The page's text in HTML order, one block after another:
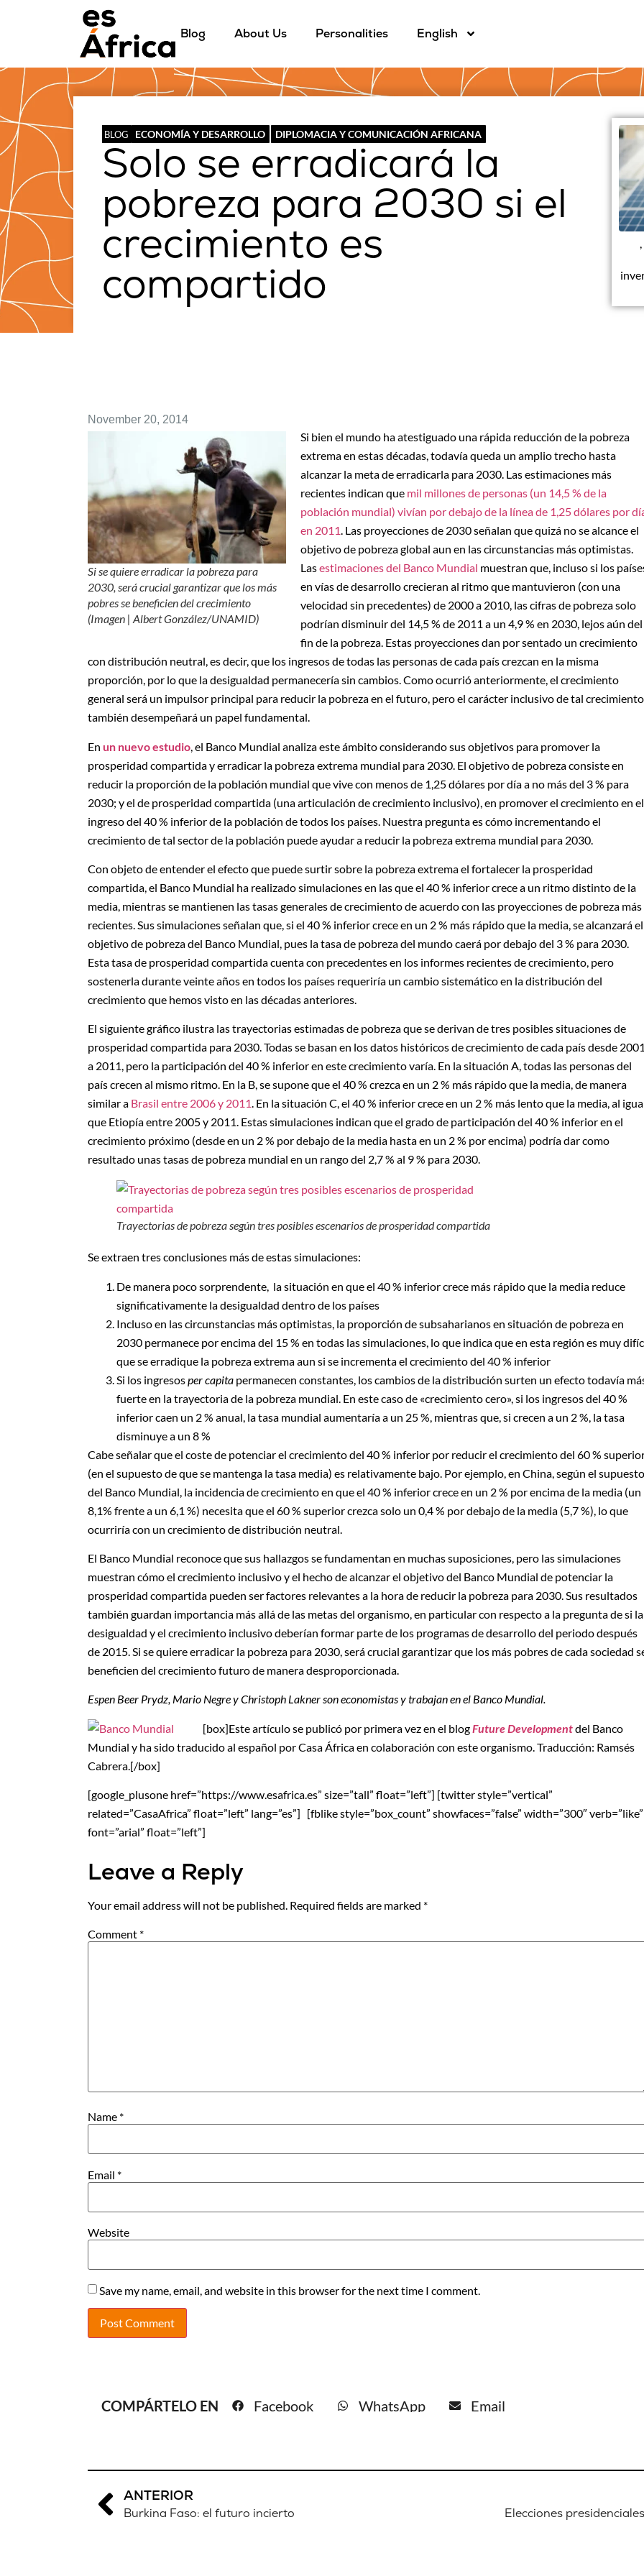
Blog About Us Personalities English
BLOG ECONOMÍA Y DESARROLLO DIPLOMACIA Y COMUNICACIÓN AFRICANA
Solo se erradicará la
pobreza para 2030 si el
crecimiento es
compartido
November 20, 2014
Si se quiere erradicar la pobreza para
2030, será crucial garantizar que los más
pobres se beneficien del crecimiento
(Imagen | Albert González/UNAMID)
Si bien el mundo ha atestiguado una rápida reducción de la pobreza
extrema en estas décadas, todavía queda un amplio trecho hasta
alcanzar la meta de erradicarla para 2030. Las estimaciones más
recientes indican que mil millones de personas (un 14,5 % de la
población mundial) vivían por debajo de la línea de 1,25 dólares por
en 2011. Las proyecciones de 2030 señalan que quizá no se alcance el
objetivo de pobreza global aun en las circunstancias más optimistas.
Lasestimaciones del Banco Mundial muestran que, incluso si los
en vías de desarrollo crecieran al ritmo que mantuvieron (con una
velocidad sin precedentes) de 2000 a 2010, las cifras de pobreza solo
podrían disminuir del 14,5 % de 2011 a un 4,9 % en 2030, lejos aún del
fin de la pobreza. Estas proyecciones dan por sentado un crecimiento
con distribución neutral, es decir, que los ingresos de todas las personas de cada país crezcan en la misma
proporción, por lo que la desigualdad permanecería sin cambios. Como ocurrió anteriormente, el crecimiento
general será un impulsor principal para reducir la pobreza en el futuro, pero el carácter inclusivo de tal crecimiento
también desempeñará un papel fundamental.
En un nuevo estudio , el Banco Mundial analiza este ámbito considerando sus objetivos para promover la
prosperidad compartida y erradicar la pobreza extrema mundial para 2030. El objetivo de pobreza consiste en
reducir la proporción de la población mundial que vive con menos de 1,25 dólares por día a no más del 3 % para
2030; y el de prosperidad compartida (una articulación de crecimiento inclusivo), en promover el crecimiento en el
ingreso del 40 % inferior de la población de todos los países. Nuestra pregunta es cómo incrementando el
crecimiento de tal sector de la población puede ayudar a reducir la pobreza extrema mundial para 2030.
Con objeto de entender el efecto que puede surtir sobre la pobreza extrema el fortalecer la prosperidad
compartida, el Banco Mundial ha realizado simulaciones en las que el 40 % inferior crece a un ritmo distinto de la
media, mientras se mantienen las tasas generales de crecimiento de acuerdo con las proyecciones de pobreza más
recientes. Sus simulaciones señalan que, si el 40 % inferior crece en un 2 % más rápido que la media, se alcanzará el
objetivo de pobreza del Banco Mundial, pues la tasa de pobreza del mundo caerá por debajo del 3 % para 2030.
Esta tasa de prosperidad compartida cuenta con precedentes en los informes recientes de crecimiento, pero
sostenerla durante veinte años en todos los países requeriría un cambio sistemático en la distribución del
crecimiento que hemos visto en las décadas anteriores.
El siguiente gráfico ilustra las trayectorias estimadas de pobreza que se derivan de tres posibles situaciones de
prosperidad compartida para 2030. Todas se basan en los datos históricos de crecimiento de cada país desde 2001
a 2011, pero la participación del 40 % inferior en este crecimiento varía. En la situación A, todas las personas del
país crecen al mismo ritmo. En la B, se supone que el 40 % crezca en un 2 % más rápido que la media, de manera
similar a Brasil entre 2006 y 2011. En la situación C, el 40 % inferior crece en un 2 % más lento que la media, al
que Etiopía entre 2005 y 2011. Estas simulaciones indican que el grado de participación del 40 % inferior en el
crecimiento próximo (desde en un 2 % por debajo de la media hasta en un 2 % por encima) podría dar como
resultado unas tasas de pobreza mundial en un rango del 2,7 % al 9 % para 2030.
Trayectorias de pobreza según tres posibles escenarios de prosperidad compartida
Se extraen tres conclusiones más de estas simulaciones:
De manera poco sorprendente, la situación en que el 40 % inferior crece más rápido que la media reduce
significativamente la desigualdad dentro de los países
Incluso en las circunstancias más optimistas, la proporción de subsaharianos en situación de pobreza en
2030 permanece por encima del 15 % en todas las simulaciones, lo que indica que en esta región es muy
que se erradique la pobreza extrema aun si se incrementa el crecimiento del 40 % inferior
Si los ingresosper capita permanecen constantes, los cambios de la distribución surten un efecto todavía
fuerte en la trayectoria de la pobreza mundial. En este caso de «crecimiento cero», si los ingresos del 40 %
inferior caen un 2 % anual, la tasa mundial aumentaría a un 25 %, mientras que, si crecen a un 2 %, la tasa
disminuye a un 8 %
Cabe señalar que el coste de potenciar el crecimiento del 40 % inferior por reducir el crecimiento del 60 %
(en el supuesto de que se mantenga la tasa media) es relativamente bajo. Por ejemplo, en China, según el supuesto
del Banco Mundial, la incidencia de crecimiento en que el 40 % inferior crece en un 2 % por encima de la media (un
8,1% frente a un 6,1 %) necesita que el 60 % superior crezca solo un 0,4 % por debajo de la media (5,7 %), lo que
ocurriría con un crecimiento de distribución neutral.
El Banco Mundial reconoce que sus hallazgos se fundamentan en muchas suposiciones, pero las simulaciones
muestran cómo el crecimiento inclusivo y el hecho de alcanzar el objetivo del Banco Mundial de potenciar la
prosperidad compartida pueden ser factores relevantes a la hora de reducir la pobreza para 2030. Sus resultados
también guardan importancia más allá de las metas del organismo, en particular con respecto a la pregunta de si la
desigualdad y el crecimiento inclusivo deberían formar parte de los programas de desarrollo del periodo después
de 2015. Si se quiere erradicar la pobreza para 2030, será crucial garantizar que los más pobres de cada sociedad
beneficien del crecimiento futuro de manera desproporcionada.
Espen Beer Prydz, Mario Negre y Christoph Lakner son economistas y trabajan en el Banco Mundial.
[box]Este artículo se publicó por primera vez en el blogFuture Developmentdel Banco
Mundial y ha sido traducido al español por Casa África en colaboración con este organismo. Traducción: Ramsés
Cabrera.[/box]
[google_plusone href=”https://www.esafrica.es” size=”tall” float=”left”] [twitter style=”vertical”
related=”CasaAfrica” float=”left” lang=”es”] [fblike style=”box_count” showfaces=”false” width=”300″ verb=”like”
font=”arial” float=”left”]
Leave a Reply
Your email address will not be published. Required fields are marked *
Comment *
Name *
Email *
Website
Save my name, email, and website in this browser for the next time I comment.
COMPÁRTELO EN Facebook WhatsApp Email
ANTERIOR
Burkina Faso: el futuro incierto Elecciones